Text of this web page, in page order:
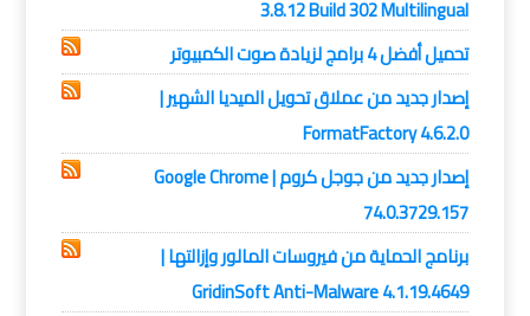
3.8.12 Build 302 Multilingual
تحميل أفضل 4 برامج لزيادة صوت الكمبيوتر
إصدار جديد من عملاق تحويل الميديا الشهير |
FormatFactory 4.6.2.0
إصدار جديد من جوجل كروم | Google Chrome
74.0.3729.157
برنامج الحماية من فيروسات المالور وإزالتها |
GridinSoft Anti-Malware 4.1.19.4649